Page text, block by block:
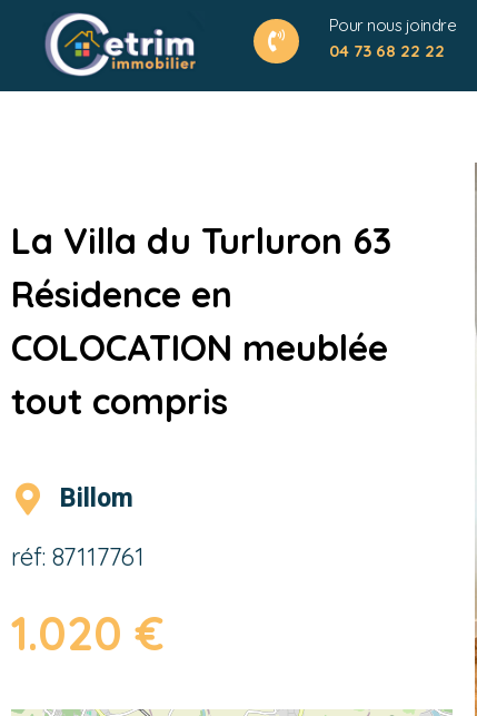
04 73 68 22 22
Pour nous joindre
La Villa du Turluron 63
Résidence en
COLOCATION meublée
tout compris
Billom
réf: 87117761
1.020 €